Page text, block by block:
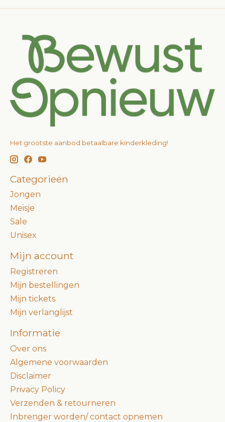
Het grootste aanbod betaalbare kinderkleding!
Categorieën
Jongen
Meisje
Sale
Unisex
Mijn account
Registreren
Mijn bestellingen
Mijn tickets
Mijn verlanglijst
Informatie
Over ons
Algemene voorwaarden
Disclaimer
Privacy Policy
Verzenden & retourneren
Inbrenger worden/ contact opnemen